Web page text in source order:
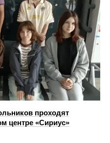
проходят
центре «Сириус»